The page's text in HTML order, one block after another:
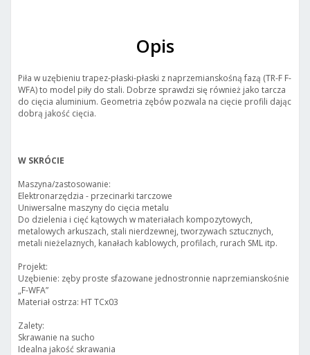
Opis
Piła w uzębieniu trapez-płaski-płaski z naprzemianskośną fazą (TR-F F-
WFA) to model piły do stali. Dobrze sprawdzi się również jako tarcza
do cięcia aluminium. Geometria zębów pozwala na cięcie profili dając
dobrą jakość cięcia.
W SKRÓCIE
Maszyna/zastosowanie:
Elektronarzędzia - przecinarki tarczowe
Uniwersalne maszyny do cięcia metalu
Do dzielenia i cięć kątowych w materiałach kompozytowych,
metalowych arkuszach, stali nierdzewnej, tworzywach sztucznych,
metali nieżelaznych, kanałach kablowych, profilach, rurach SML itp.
Projekt:
Uzębienie: zęby proste sfazowane jednostronnie naprzemianskośnie
„F-WFA”
Materiał ostrza: HT TCx03
Zalety:
Skrawanie na sucho
Idealna jakość skrawania